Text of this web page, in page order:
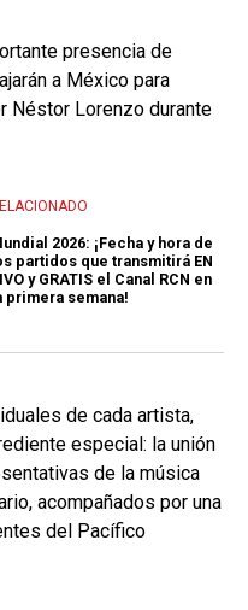
presencia de
a México para
Néstor Lorenzo durante
2026: ¡Fecha y hora de
partidos que transmitirá EN
y GRATIS el Canal RCN en
primera semana!
de cada artista,
especial: la unión
de la música
acompañados por una
del Pacífico